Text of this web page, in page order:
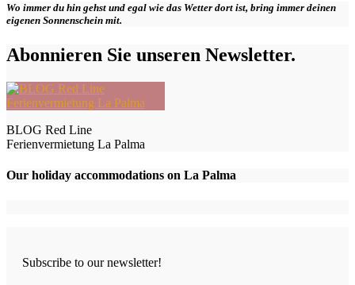
Wo immer du hin gehst und egal wie das Wetter dort ist, bring immer deinen
eigenen Sonnenschein mit.
Abonnieren Sie unseren Newsletter.
BLOG Red Line
Ferienvermietung La Palma
Our holiday accommodations on La Palma
Subscribe to our newsletter!